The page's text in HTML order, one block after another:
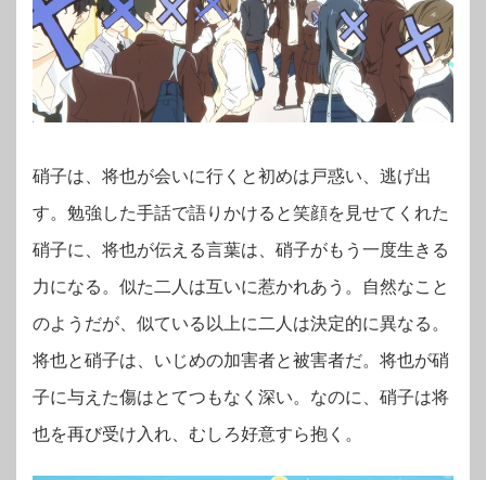
硝子は、将也が会いに行くと初めは戸惑い、逃げ出
す。勉強した手話で語りかけると笑顔を見せてくれた
硝子に、将也が伝える言葉は、硝子がもう一度生きる
力になる。似た二人は互いに惹かれあう。自然なこと
のようだが、似ている以上に二人は決定的に異なる。
将也と硝子は、いじめの加害者と被害者だ。将也が硝
子に与えた傷はとてつもなく深い。なのに、硝子は将
也を再び受け入れ、むしろ好意すら抱く。